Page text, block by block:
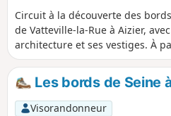
Circuit à la découverte des
de Vatteville-la-Rue à Aizier,
architecture et ses vestiges. À
découverte de la Forêt de
faune, sa flore, la Chapelle Saint-
les Arbres à Nœuds et ses
chemins.
Les bords de Seine
Visorandonneur